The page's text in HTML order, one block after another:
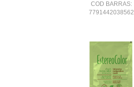
COD BARRAS:
7791442038562